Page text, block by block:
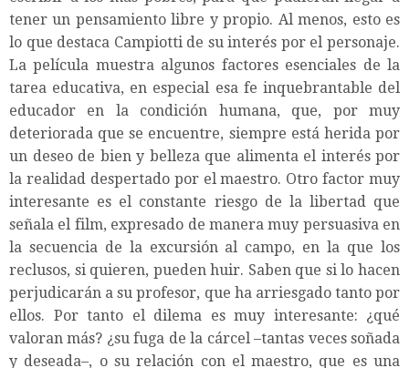
tener un pensamiento libre y propio. Al menos, esto es
lo que destaca Campiotti de su interés por el personaje.
La película muestra algunos factores esenciales de la
tarea educativa, en especial esa fe inquebrantable del
educador en la condición humana, que, por muy
deteriorada que se encuentre, siempre está herida por
un deseo de bien y belleza que alimenta el interés por
la realidad despertado por el maestro. Otro factor muy
interesante es el constante riesgo de la libertad que
señala el film, expresado de manera muy persuasiva en
la secuencia de la excursión al campo, en la que los
reclusos, si quieren, pueden huir. Saben que si lo hacen
perjudicarán a su profesor, que ha arriesgado tanto por
ellos. Por tanto el dilema es muy interesante: ¿qué
valoran más? ¿su fuga de la cárcel –tantas veces soñada
y deseada–, o su relación con el maestro, que es una